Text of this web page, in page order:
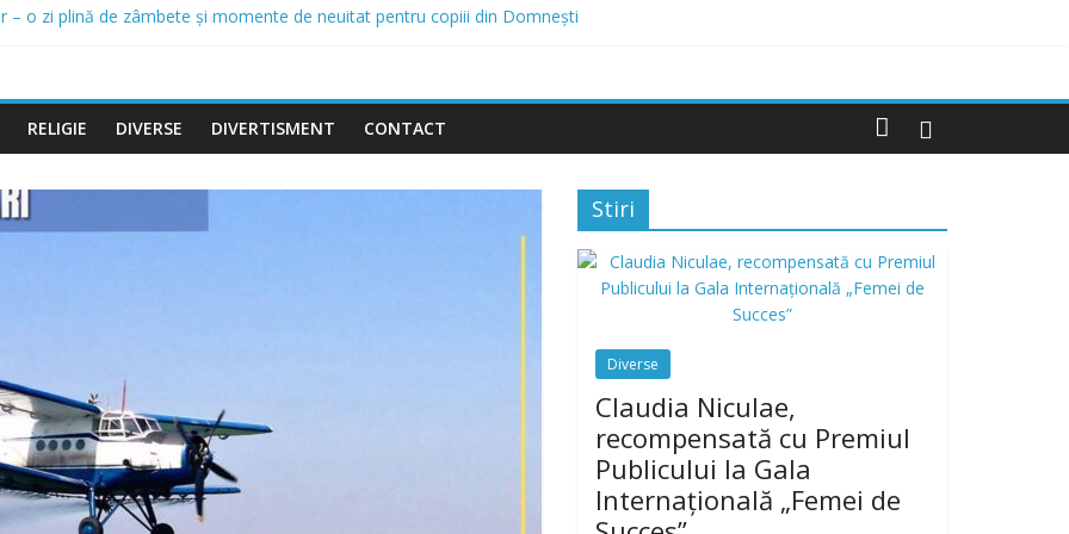
– o zi plină de zâmbete și momente de neuitat pentru copiii din Domnești
proiect – Amenajare piste biciclete Domnești, Județul Ilfov
investițiile în iluminatul public: un nou proiect de peste 2,16 milioane de lei, finanțat prin AFM
RELIGIE DIVERSE DIVERTISMENT CONTACT
Stiri
Diverse
Claudia Niculae,
recompensată cu Premiul
Publicului la Gala
Internațională „Femei de